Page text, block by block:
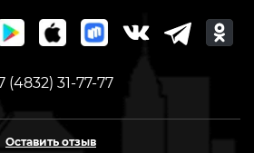
(4832) 31-77-77
Оставить отзыв